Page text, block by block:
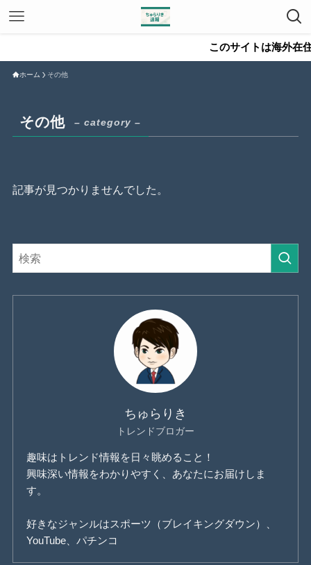
このサイトは海外在住
ホーム その他
その他 – category –
記事が見つかりませんでした。
ちゅらりき
トレンドブロガー
趣味はトレンド情報を日々眺めること！
興味深い情報をわかりやすく、あなたにお届けしま
す。
好きなジャンルはスポーツ（ブレイキングダウン）、
YouTube、パチンコ